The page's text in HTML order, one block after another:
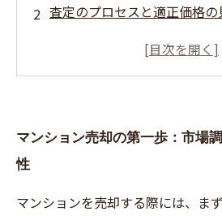
査定のプロセスと適正価格
売却活動のスタート：媒介契
マンション売却の第一歩：市場
性
マンションを売却する際には、ま